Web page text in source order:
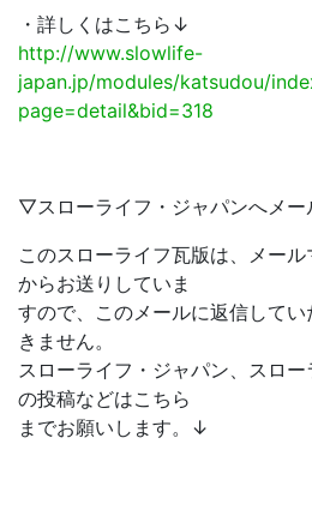
・詳しくはこちら↓
http://www.slowlife-
japan.jp/modules/katsudou/
page=detail&bid=318
▽スローライフ・ジャパンへメー
このスローライフ瓦版は、メー
からお送りしていま
すので、このメールに返信して
きません。
スローライフ・ジャパン、スロ
の投稿などはこちら
までお願いします。↓